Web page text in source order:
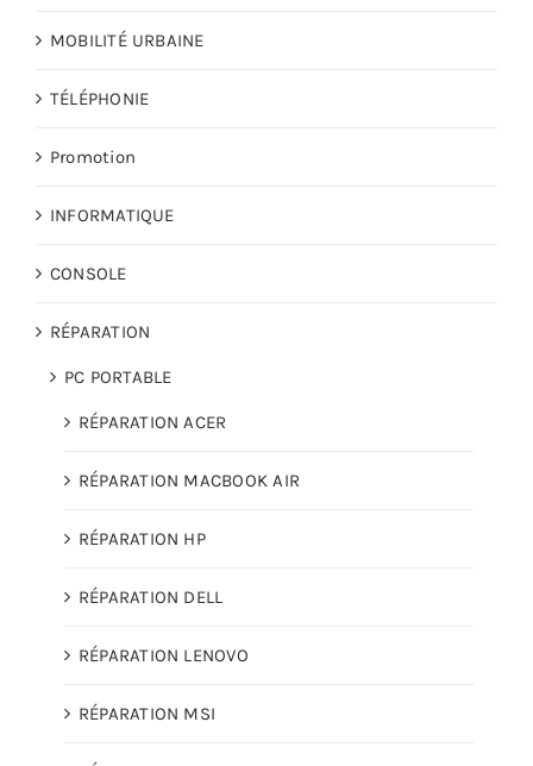
MOBILITÉ URBAINE
TÉLÉPHONIE
Promotion
INFORMATIQUE
CONSOLE
RÉPARATION
PC PORTABLE
RÉPARATION ACER
RÉPARATION MACBOOK AIR
RÉPARATION HP
RÉPARATION DELL
RÉPARATION LENOVO
RÉPARATION MSI